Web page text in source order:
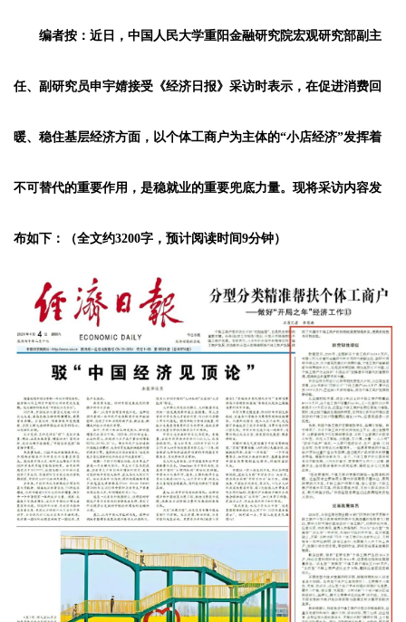
编者按：近日，中国人民大学重阳金融研究院宏观研究部副主
任、副研究员申宇婧接受《经济日报》采访时表示，在促进消费回
暖、稳住基层经济方面，以个体工商户为主体的“小店经济”发挥着
不可替代的重要作用，是稳就业的重要兜底力量。现将采访内容发
布如下：（全文约3200字，预计阅读时间9分钟）